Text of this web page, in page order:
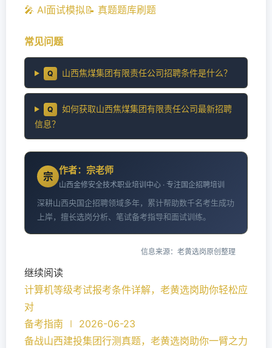
🎤 AI面试模拟📝 真题题库刷题
常见问题
Q 山西焦煤集团有限责任公司招聘条件是什么？
Q
如何获取山西焦煤集团有限责任公司最新招聘
信息？
宗
作者：宗老师
山西金修安全技术职业培训中心 · 专注国企招聘培训
深耕山西央国企招聘领域多年，累计帮助数千名考生成功
上岸，擅长选岗分析、笔试备考指导和面试训练。
信息来源：老黄选岗原创整理
继续阅读
计算机等级考试报考条件详解，老黄选岗助你轻松应
对
备考指南 ∣ 2026-06-23
备战山西建投集团行测真题，老黄选岗助你一臂之力